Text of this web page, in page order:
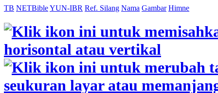
TB NETBibleYUN-IBR Ref. Silang Nama Gambar Himne